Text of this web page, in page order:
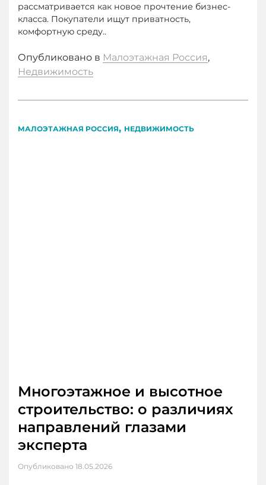
рассматривается как новое прочтение бизнес-
класса. Покупатели ищут приватность,
комфортную среду..
Опубликовано в Малоэтажная Россия,
Недвижимость
МАЛОЭТАЖНАЯ РОССИЯ, НЕДВИЖИМОСТЬ
Многоэтажное и высотное
строительство: о различиях
направлений глазами
эксперта
Опубликовано 18.05.2026